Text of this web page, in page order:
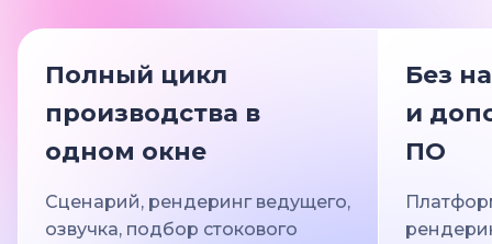
Полный цикл
производства в
одном окне
Сценарий, рендеринг ведущего,
озвучка, подбор стокового
Без
и
ПО